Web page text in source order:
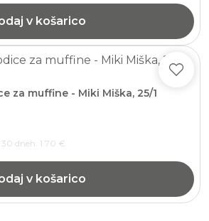
v košarico
za muffine - Miki Miška, 25/1
dneh: 1.70 €
v košarico